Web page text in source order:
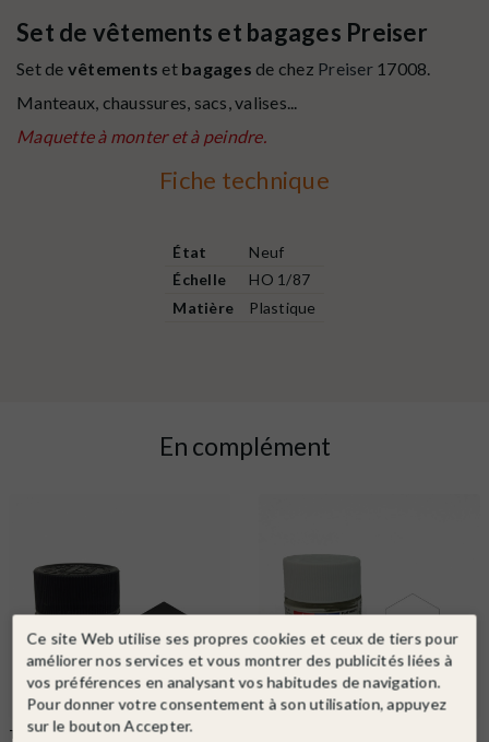
Set de vêtements et bagages Preiser
Set de vêtements et bagages de chez Preiser17008.
Manteaux, chaussures, sacs, valises...
Maquette à monter et à peindre.
Fiche technique
État
Neuf
Échelle
HO 1/87
Matière
Plastique
En complément
TAMIYA Ref. 81701 XF1
Ce site Web utilise ses propres cookies et ceux de tiers pour
améliorer nos services et vous montrer des publicités liées à
vos préférences en analysant vos habitudes de navigation.
Pour donner votre consentement à son utilisation, appuyez
sur le bouton Accepter.